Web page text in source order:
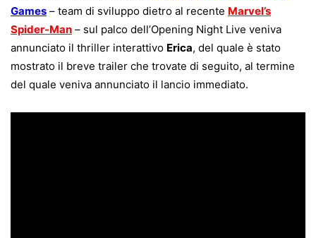
Games – team di sviluppo dietro al recente Marvel’s
Spider-Man – sul palco dell’Opening Night Live veniva
annunciato il thriller interattivo Erica, del quale è stato
mostrato il breve trailer che trovate di seguito, al termine
del quale veniva annunciato il lancio immediato.